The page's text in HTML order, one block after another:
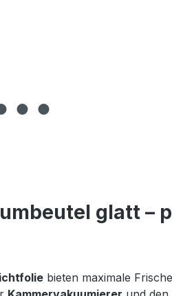
glatt –
bieten maximale